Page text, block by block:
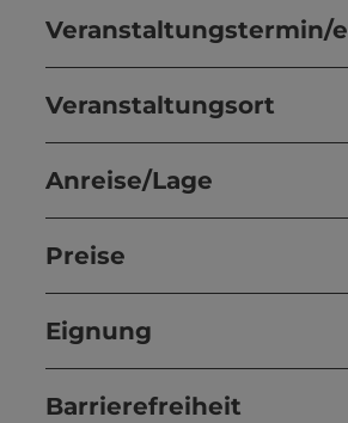
Veranstaltungstermin/e
Veranstaltungsort
Anreise/Lage
Preise
Eignung
Barrierefreiheit